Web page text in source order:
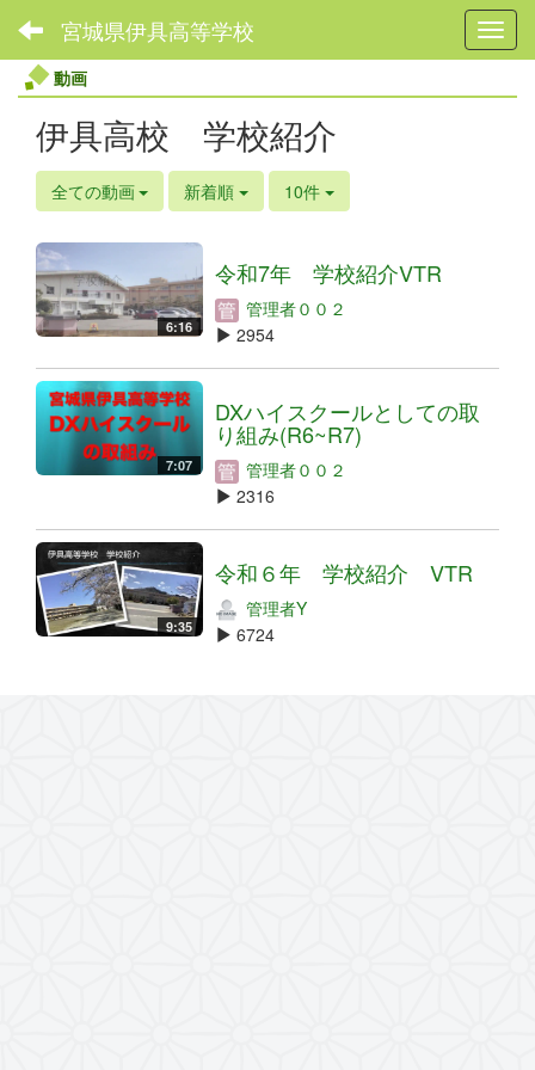
宮城県伊具高等学校
動画
伊具高校 学校紹介
全ての動画 新着順 10件
6:16
令和7年 学校紹介VTR
管理者００２
2954
7:07
DXハイスクールとしての取
り組み(R6~R7)
管理者００２
2316
9:35
令和６年 学校紹介 VTR
管理者Y
6724